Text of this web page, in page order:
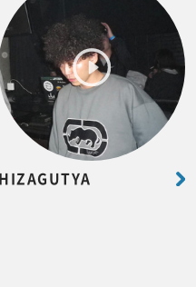
HIZAGUTYA